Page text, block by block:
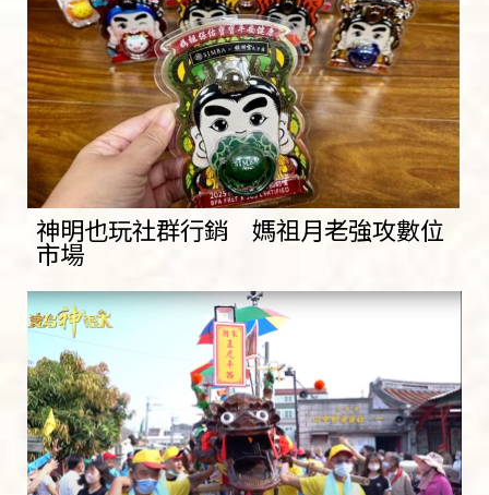
神明也玩社群行銷 媽祖月老強攻數位
市場